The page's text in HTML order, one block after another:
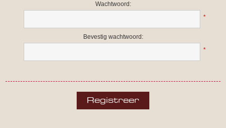
Wachtwoord:
*
Bevestig wachtwoord:
*